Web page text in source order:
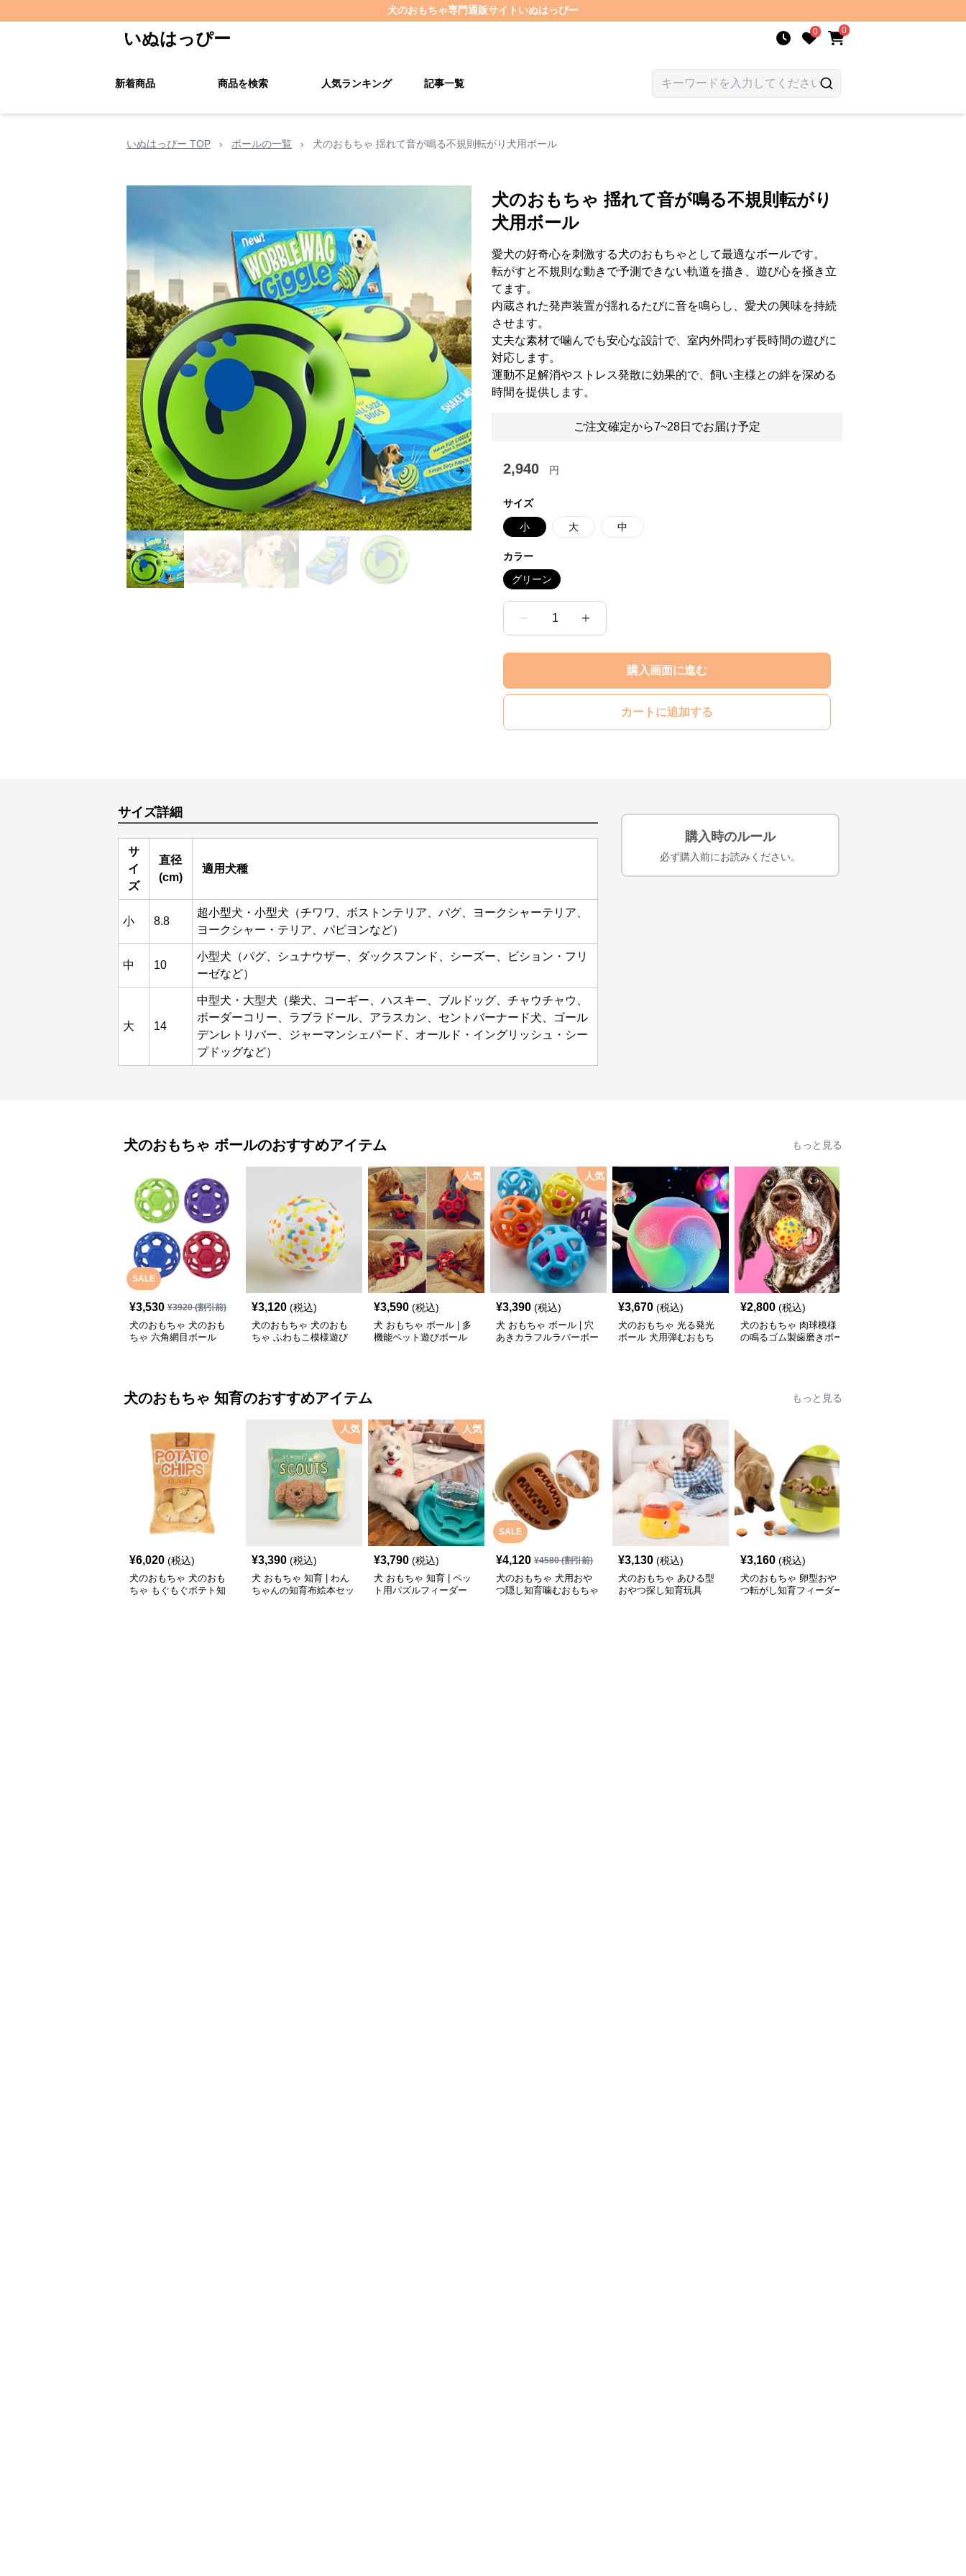
犬のおもちゃ専門通販サイト いぬはっぴー
いぬはっぴー 0 0
新着商品 商品を検索 人気ランキング 記事一覧
いぬはっぴー TOP › ボールの一覧 › 犬のおもちゃ 揺れて音が鳴る不規則転がり犬用ボール
Previous slide Next slide
犬のおもちゃ 揺れて音が鳴る不規則転がり
犬用ボール
愛犬の好奇心を刺激する犬のおもちゃとして最適なボールです。
転がすと不規則な動きで予測できない軌道を描き、遊び心を掻き立
てます。
内蔵された発声装置が揺れるたびに音を鳴らし、愛犬の興味を持続
させます。
丈夫な素材で噛んでも安心な設計で、室内外問わず長時間の遊びに
対応します。
運動不足解消やストレス発散に効果的で、飼い主様との絆を深める
時間を提供します。
ご注文確定から7~28日でお届け予定
2,940 円
サイズ
小 大 中
カラー
グリーン
1
購入画面に進む
カートに追加する
サイズ詳細
サ
イ
ズ
直径
(cm)
適用犬種
小 8.8
超小型犬・小型犬（チワワ、ボストンテリア、パグ、ヨークシャーテリア、
ヨークシャー・テリア、パピヨンなど）
中 10
小型犬（パグ、シュナウザー、ダックスフンド、シーズー、ビション・フリ
ーゼなど）
大 14
中型犬・大型犬（柴犬、コーギー、ハスキー、ブルドッグ、チャウチャウ、
ボーダーコリー、ラブラドール、アラスカン、セントバーナード犬、ゴール
デンレトリバー、ジャーマンシェパード、オールド・イングリッシュ・シー
プドッグなど）
購入時のルール
必ず購入前にお読みください。
犬のおもちゃ ボールのおすすめアイテム もっと見る
SALE
¥3,530 ¥3920(割引前)
犬のおもちゃ 犬のおも
ちゃ 六角網目ボール
¥3,120 (税込)
犬のおもちゃ 犬のおも
ちゃ ふわもこ模様遊び
人気
¥3,590 (税込)
犬 おもちゃ ボール | 多
機能ペット遊びボール
人気
¥3,390 (税込)
犬 おもちゃ ボール | 穴
あきカラフルラバーボー
¥3,670 (税込)
犬のおもちゃ 光る発光
ボール 犬用弾むおもち
¥2,800 (税込)
犬のおもちゃ 肉球模様
の鳴るゴム製歯磨きボー
犬のおもちゃ 知育のおすすめアイテム もっと見る
¥6,020 (税込)
犬のおもちゃ 犬のおも
ちゃ もぐもぐポテト知
人気
¥3,390 (税込)
犬 おもちゃ 知育 | わん
ちゃんの知育布絵本セッ
人気
¥3,790 (税込)
犬 おもちゃ 知育 | ペッ
ト用パズルフィーダー
SALE
¥4,120 ¥4580(割引前)
犬のおもちゃ 犬用おや
つ隠し知育噛むおもちゃ
¥3,130 (税込)
犬のおもちゃ あひる型
おやつ探し知育玩具
¥3,160 (税込)
犬のおもちゃ 卵型おや
つ転がし知育フィーダー